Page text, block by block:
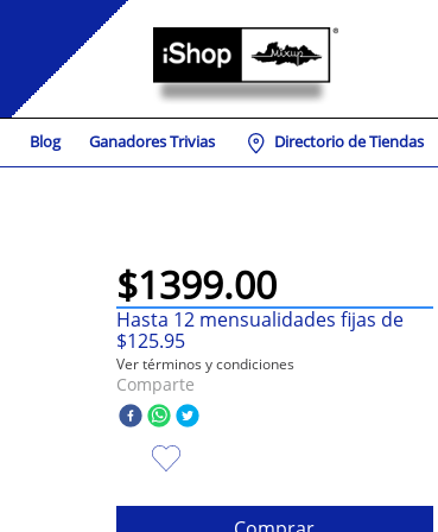
Blog Ganadores Trivias Directorio de Tiendas
$1399.00
Hasta 12mensualidades fijas de
$125.95
Ver términos y condiciones
Comparte